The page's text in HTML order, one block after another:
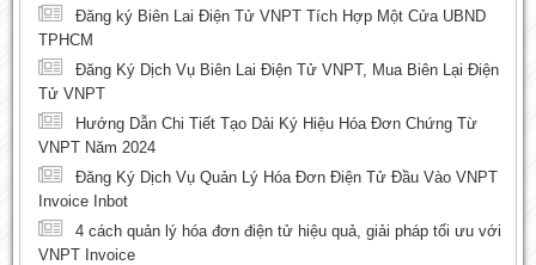
Đăng ký Biên Lai Điện Tử VNPT Tích Hợp Một Cửa UBND
TPHCM
Đăng Ký Dịch Vụ Biên Lai Điện Tử VNPT, Mua Biên Lại Điện
Tử VNPT
Hướng Dẫn Chi Tiết Tạo Dải Ký Hiệu Hóa Đơn Chứng Từ
VNPT Năm 2024
Đăng Ký Dịch Vụ Quản Lý Hóa Đơn Điện Tử Đầu Vào VNPT
Invoice Inbot
4 cách quản lý hóa đơn điện tử hiệu quả, giải pháp tối ưu với
VNPT Invoice